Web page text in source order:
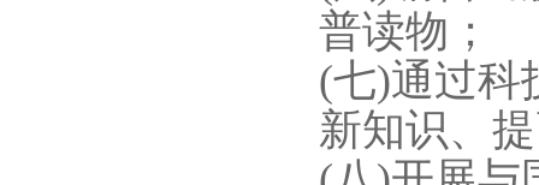
普读物；
(七)通过科
新知识、